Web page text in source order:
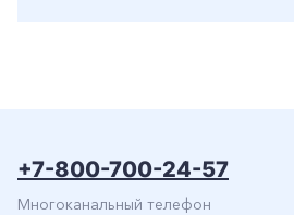
+7-800-700-24-57
Многоканальный телефон